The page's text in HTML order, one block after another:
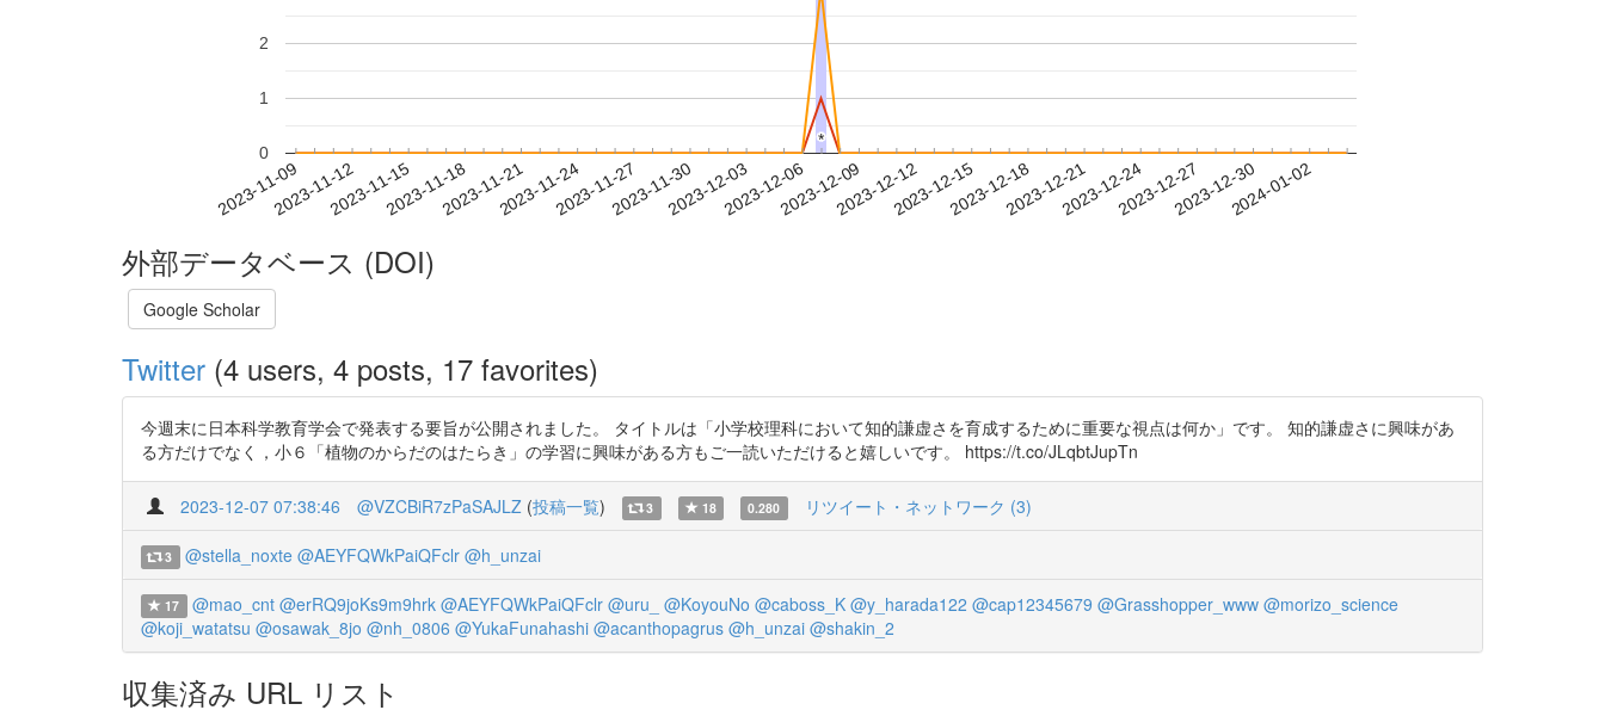
2023-11-092023-11-122023-11-152023-11-182023-11-212023-11-242023-11-272023-11-302023-12-032023-12-062023-12-092023-12-122023-12-152023-12-182023-12-212023-12-242023-12-272023-12-302024-01-02
0
1
2
*
*
外部データベース (DOI)
Google Scholar
Twitter (4 users, 4 posts, 17 favorites)
今週末に日本科学教育学会で発表する要旨が公開されました。 タイトルは「小学校理科において知的謙虚さを育成するために重要な視点は何か」です。 知的謙虚さに興味があ
る方だけでなく，小６「植物のからだのはたらき」の学習に興味がある方もご一読いただけると嬉しいです。 https://t.co/JLqbtJupTn
2023-12-07 07:38:46 @VZCBiR7zPaSAJLZ (投稿一覧) 3 18 0.280 リツイート・ネットワーク (3)
3 @stella_noxte @AEYFQWkPaiQFclr @h_unzai
17 @mao_cnt @erRQ9joKs9m9hrk @AEYFQWkPaiQFclr @uru_ @KoyouNo @caboss_K @y_harada122 @cap12345679 @Grasshopper_www @morizo_science
@koji_watatsu @osawak_8jo @nh_0806 @YukaFunahashi @acanthopagrus @h_unzai @shakin_2
収集済み URL リスト